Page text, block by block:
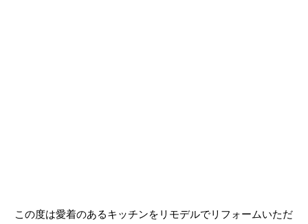
この度は愛着のあるキッチンをリモデルでリフォームいただ